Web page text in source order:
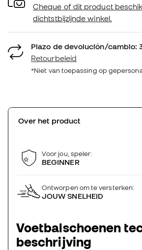
Cheque of dit product
dichtstbijzijnde winkel.
Plazo de devolución/cambio:
Retourbeleid
*Niet van toepassing op
Over het product
Voor jou, speler:
BEGINNER
Ontworpen om te versterken:
JOUW SNELHEID
Voetbalschoenen
beschrijving